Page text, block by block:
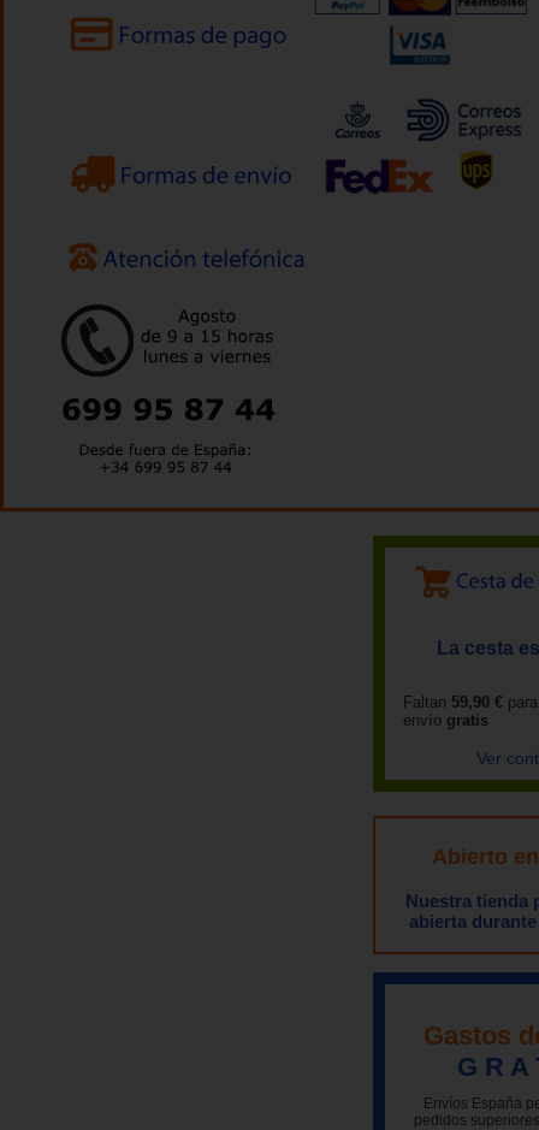
La cesta
Faltan 59,90 €
envío gratis
Ver
Abierto
Nuestra tienda
abierta
Gastos
G R A
Envíos España
pedidos